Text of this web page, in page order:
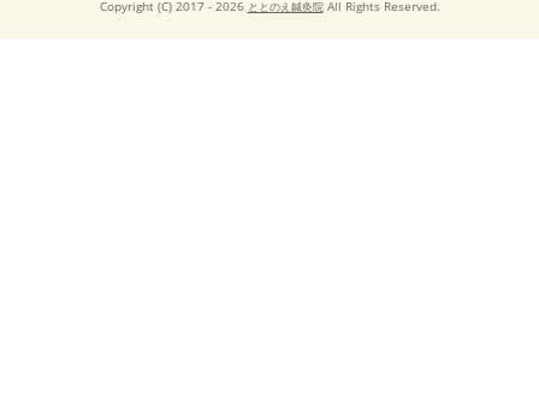
Copyright (C) 2017 - 2026 ととのえ鍼灸院All Rights Reserved.